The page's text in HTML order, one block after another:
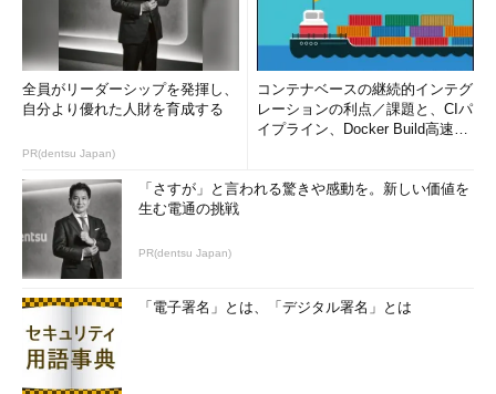
全員がリーダーシップを発揮し、
自分より優れた人財を育成する
PR(dentsu Japan)
コンテナベースの継続的インテグ
レーションの利点／課題と、CIパ
イプライン、Docker Build高速化
「さすが」と言われる驚きや感動を。新しい価値を
生む電通の挑戦
PR(dentsu Japan)
「電子署名」とは、「デジタル署名」とは